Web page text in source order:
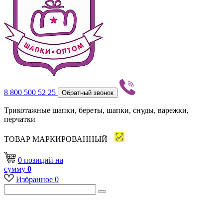
8 800 500 52 25 Обратный звонок
Трикотажные шапки, береты, шапки, снуды, варежки,
перчатки
ТОВАР МАРКИРОВАННЫЙ
0 позиций на
сумму 0
Избранное 0